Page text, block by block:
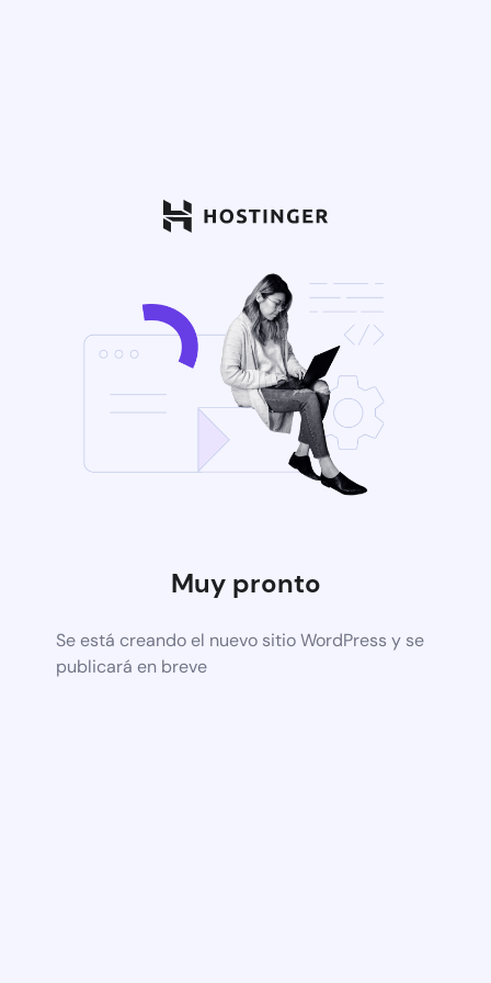
Muy pronto
Se está creando el nuevo sitio WordPress y se
publicará en breve